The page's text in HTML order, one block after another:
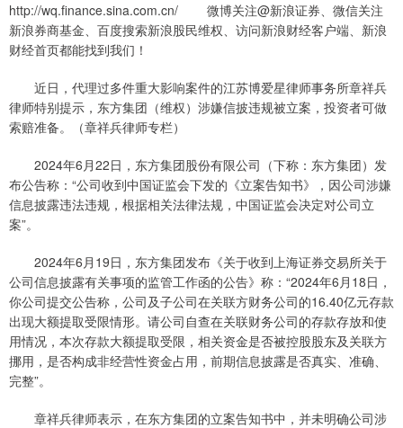
http://wq.finance.sina.com.cn/ 微博关注@新浪证券、微信关注
新浪券商基金、百度搜索新浪股民维权、访问新浪财经客户端、新浪
财经首页都能找到我们！
近日，代理过多件重大影响案件的江苏博爱星律师事务所章祥兵
律师特别提示，东方集团（维权）涉嫌信披违规被立案，投资者可做
索赔准备。（章祥兵律师专栏）
2024年6月22日，东方集团股份有限公司（下称：东方集团）发
布公告称：“公司收到中国证监会下发的《立案告知书》，因公司涉嫌
信息披露违法违规，根据相关法律法规，中国证监会决定对公司立
案”。
2024年6月19日，东方集团发布《关于收到上海证券交易所关于
公司信息披露有关事项的监管工作函的公告》称：“2024年6月18日，
你公司提交公告称，公司及子公司在关联方财务公司的16.40亿元存款
出现大额提取受限情形。请公司自查在关联财务公司的存款存放和使
用情况，本次存款大额提取受限，相关资金是否被控股股东及关联方
挪用，是否构成非经营性资金占用，前期信息披露是否真实、准确、
完整”。
章祥兵律师表示，在东方集团的立案告知书中，并未明确公司涉